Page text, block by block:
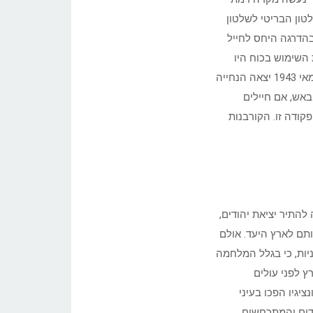
הבריטי לשלטון
היחס לחייל
השימוש בכוח היו
עדיין צרים: היהודים לא הפעילו נשק נגד הבריטים. למרות שב-18 במאי 1943 יצאה הנחייה
אם חיילים
זו. הקורבנות
להתיר יציאת יהודים,
לארץ היעד. אולם
כי בגלל המלחמה
לפני עולים
הפכו בעיני